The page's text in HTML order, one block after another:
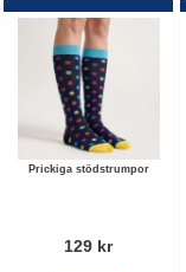
Prickiga stödstrumpor
129 kr